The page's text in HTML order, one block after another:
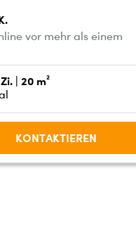
vor mehr als einem
| 20 m²
KONTAKTIEREN